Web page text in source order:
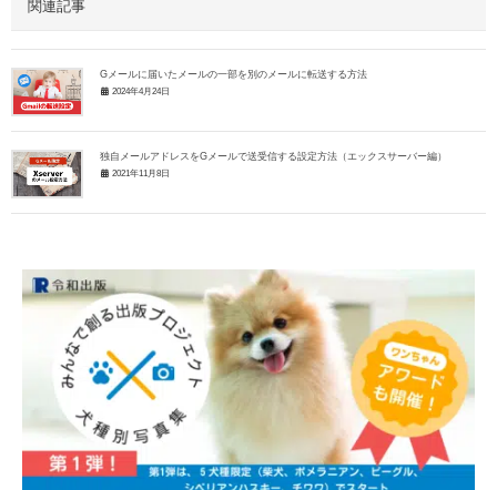
関連記事
Gメールに届いたメールの一部を別のメールに転送する方法
2024年4月24日
独自メールアドレスをGメールで送受信する設定方法（エックスサーバー編）
2021年11月8日